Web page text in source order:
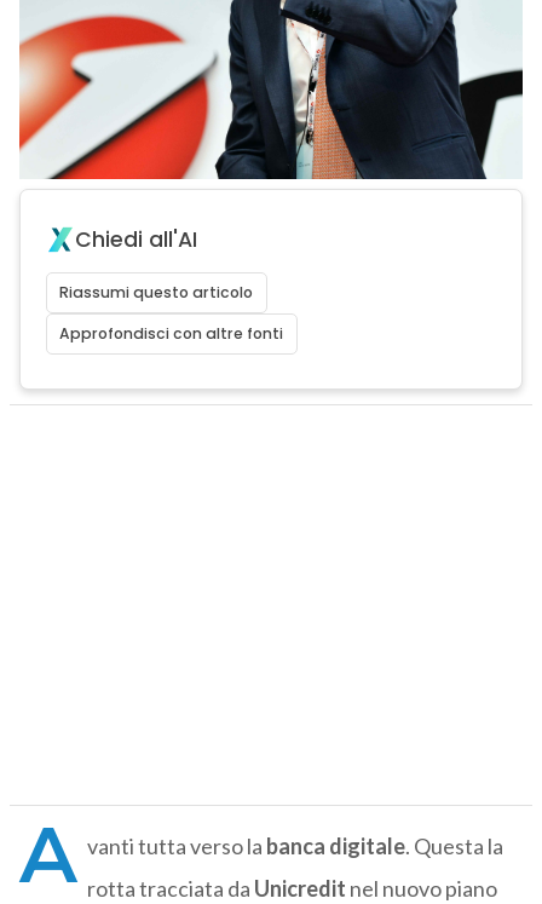
Chiedi all'AI
Riassumi questo articolo
Approfondisci con altre fonti
A vanti tutta verso la banca digitale. Questa la
rotta tracciata da Unicredit nel nuovo piano